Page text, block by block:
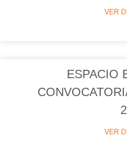
VER
ESPACIO
VER